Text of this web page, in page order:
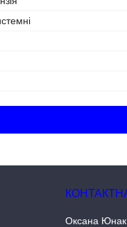
Оксана Юнак